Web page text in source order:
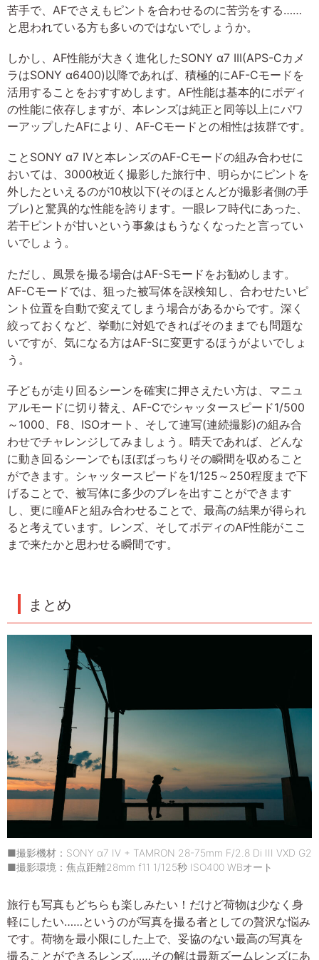
苦手で、AFでさえもピントを合わせるのに苦労をする……
と思われている方も多いのではないでしょうか。
しかし、AF性能が大きく進化したSONY α7 III(APS-Cカメ
ラはSONY α6400)以降であれば、積極的にAF-Cモードを
活用することをおすすめします。AF性能は基本的にボディ
の性能に依存しますが、本レンズは純正と同等以上にパワ
ーアップしたAFにより、AF-Cモードとの相性は抜群です。
ことSONY α7 IVと本レンズのAF-Cモードの組み合わせに
おいては、3000枚近く撮影した旅行中、明らかにピントを
外したといえるのが10枚以下(そのほとんどが撮影者側の手
ブレ)と驚異的な性能を誇ります。一眼レフ時代にあった、
若干ピントが甘いという事象はもうなくなったと言ってい
いでしょう。
ただし、風景を撮る場合はAF-Sモードをお勧めします。
AF-Cモードでは、狙った被写体を誤検知し、合わせたいピ
ント位置を自動で変えてしまう場合があるからです。深く
絞っておくなど、挙動に対処できればそのままでも問題な
いですが、気になる方はAF-Sに変更するほうがよいでしょ
う。
子どもが走り回るシーンを確実に押さえたい方は、マニュ
アルモードに切り替え、AF-Cでシャッタースピード1/500
～1000、F8、ISOオート、そして連写(連続撮影)の組み合
わせでチャレンジしてみましょう。晴天であれば、どんな
に動き回るシーンでもほぼばっちりその瞬間を収めること
ができます。シャッタースピードを1/125～250程度まで下
げることで、被写体に多少のブレを出すことができます
し、更に瞳AFと組み合わせることで、最高の結果が得られ
ると考えています。レンズ、そしてボディのAF性能がここ
まで来たかと思わせる瞬間です。
まとめ
■撮影機材：SONY α7 IV + TAMRON 28-75mm F/2.8 Di III VXD G2
■撮影環境：焦点距離28mm f11 1/125秒 ISO400 WBオート
旅行も写真もどちらも楽しみたい！だけど荷物は少なく身
軽にしたい……というのが写真を撮る者としての贅沢な悩み
です。荷物を最小限にした上で、妥協のない最高の写真を
撮ることができるレンズ……その解は最新ズームレンズにあ